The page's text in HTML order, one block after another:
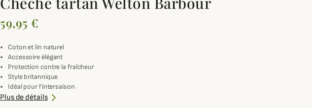
59,95 €
Coton et lin naturel
Accessoire élégant
Protection contre la fraîcheur
Style britannique
Idéal pour l'intersaison
Fabriqué en coton et lin
Plus de détails